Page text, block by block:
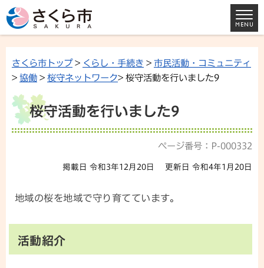
さくら市トップ> くらし・手続き > 市民活動・コミュニティ
> 協働 > 桜守ネットワーク> 桜守活動を行いました9
桜守活動を行いました9
ページ番号：P-000332
掲載日 令和3年12月20日 更新日 令和4年1月20日
地域の桜を地域で守り育てています。
活動紹介